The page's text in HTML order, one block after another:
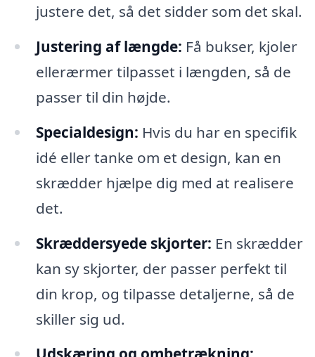
justere det, så det sidder som det skal.
Justering af længde: Få bukser, kjoler
ellerærmer tilpasset i længden, så de
passer til din højde.
Specialdesign: Hvis du har en specifik
idé eller tanke om et design, kan en
skrædder hjælpe dig med at realisere
det.
Skræddersyede skjorter: En skrædder
kan sy skjorter, der passer perfekt til
din krop, og tilpasse detaljerne, så de
skiller sig ud.